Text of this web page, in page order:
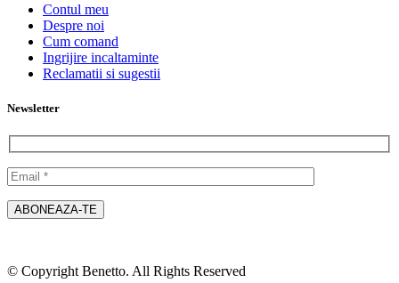
Contul meu
Despre noi
Cum comand
Ingrijire incaltaminte
Reclamatii si sugestii
Newsletter
© Copyright Benetto. All Rights Reserved